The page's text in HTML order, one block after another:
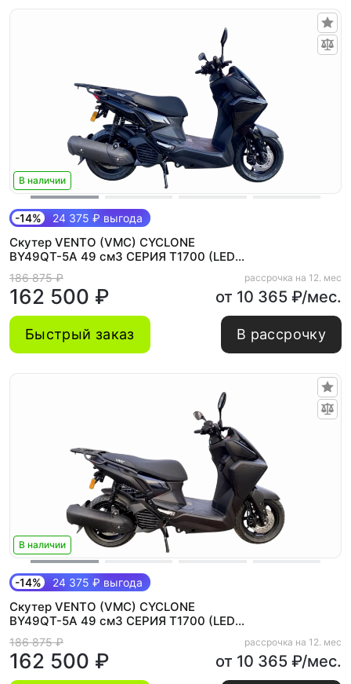
В наличии
-14% 24 375 ₽ выгода
Скутер VENTO (VMC) CYCLONE
BY49QT-5A 49 см3 СЕРИЯ T1700 (LED
панель, CBS, USB) BLACK
186 875 ₽
162 500 ₽
рассрочка на 12. мес
от 10 365 ₽/мес.
Быстрый заказ В рассрочку
В наличии
-14% 24 375 ₽ выгода
Скутер VENTO (VMC) CYCLONE
BY49QT-5A 49 см3 СЕРИЯ T1700 (LED
панель, CBS, USB) MATT BLACK
186 875 ₽
162 500 ₽
рассрочка на 12. мес
от 10 365 ₽/мес.